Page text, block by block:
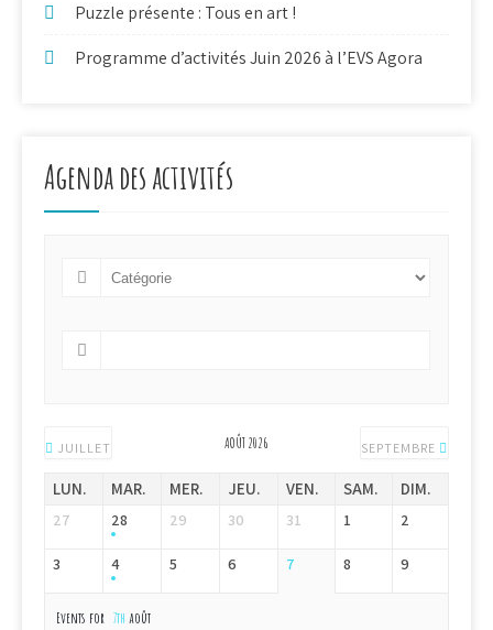
Puzzle présente : Tous en art !
Programme d’activités Juin 2026 à l’EVS Agora
Agenda des activités
JUILLET AOÛT 2026 SEPTEMBRE
LUN. MAR. MER. JEU. VEN. SAM. DIM.
27 28 29 30 31 1 2
3 4 5 6 7 8 9
Events for 7th août